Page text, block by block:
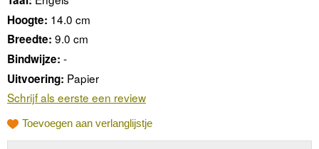
Hoogte: 14.0 cm
Breedte: 9.0 cm
Bindwijze: -
Uitvoering: Papier
Schrijf als eerste een review
Toevoegen aan verlanglijstje